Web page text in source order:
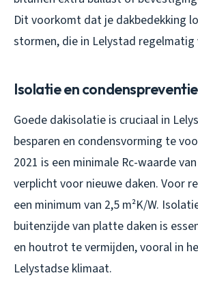
Dit voorkomt dat je dakbedekking
stormen, die in Lelystad regelmatig
Isolatie en condenspreventie
Goede dakisolatie is cruciaal in
besparen en condensvorming te
2021 is een minimale Rc-waarde
verplicht voor nieuwe daken. Voor
een minimum van 2,5 m²K/W.
buitenzijde van platte daken is
en houtrot te vermijden, vooral in
Lelystadse klimaat.